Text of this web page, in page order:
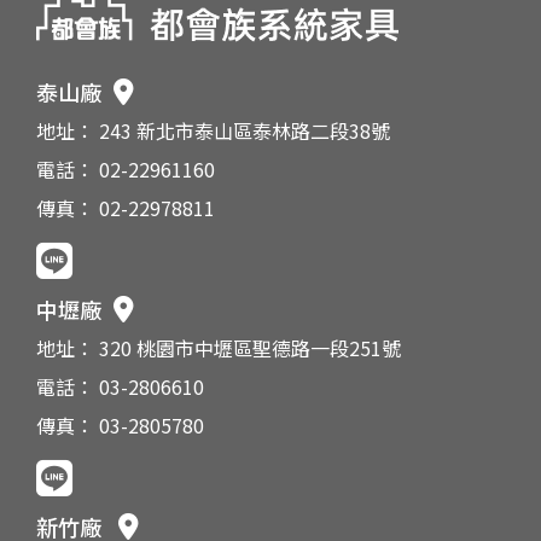
泰山廠
地址： 243 新北市泰山區泰林路二段38號
電話： 02-22961160
傳真： 02-22978811
中壢廠
地址： 320 桃園市中壢區聖德路一段251號
電話： 03-2806610
傳真： 03-2805780
新竹廠